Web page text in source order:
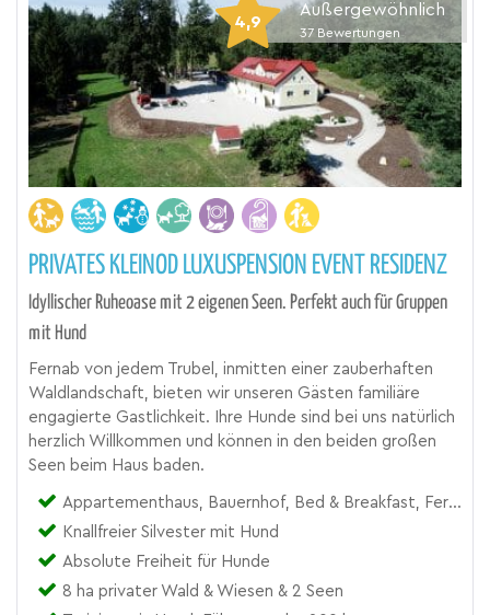
4,9
Außergewöhnlich
37 Bewertungen
PRIVATES KLEINOD LUXUSPENSION EVENT RESIDENZ
Idyllischer Ruheoase mit 2 eigenen Seen. Perfekt auch für Gruppen
mit Hund
Fernab von jedem Trubel, inmitten einer zauberhaften
Waldlandschaft, bieten wir unseren Gästen familiäre
engagierte Gastlichkeit. Ihre Hunde sind bei uns natürlich
herzlich Willkommen und können in den beiden großen
Seen beim Haus baden.
Appartementhaus, Bauernhof, Bed & Breakfast, Ferienwohnung, Landgut, Pension, Zimmer
Knallfreier Silvester mit Hund
Absolute Freiheit für Hunde
8 ha privater Wald & Wiesen & 2 Seen